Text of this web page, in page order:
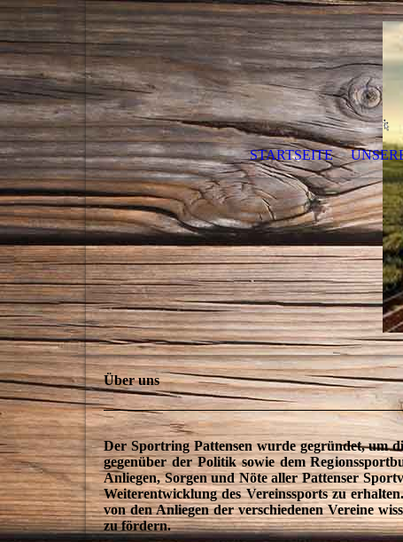
STARTSEITE
Über uns
Der Sportring Pattensen wurde gegründet, um
gegenüber der Politik sowie dem
Anliegen, Sorgen und Nöte aller Pattenser
Weiterentwicklung des Vereinssports zu
von den Anliegen der verschiedenen Vereine
zu fördern.